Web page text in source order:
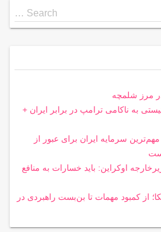
Search …
مرز شلمچه
به ناکامی ترامپ در برابر ایران +
سرمایه ایران برای عبور از
اوکراین: باید خسارات به منافع
از کمبود مهمات تا بن‌بست راهبردی در